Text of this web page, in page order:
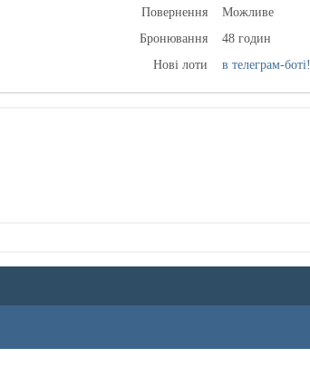
Повернення
Можливе
Бронювання
48 годин
Нові лоти
в телеграм-боті!